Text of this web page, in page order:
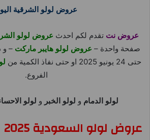
عروض لولو الشرقية
عروض نت تقدم لكم احدث عروض لولو
صفحة واحدة – عروض لولو هايبر ماركت
حتى 24 يونيو 2025 او حتى نفاذ الكمية من
الفروع.
لولو الدمام و لولو الخبر و لولو
عروض لولو السعودية 2025